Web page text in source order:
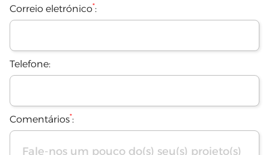
Correio eletrónico*:
Telefone:
Comentários*: